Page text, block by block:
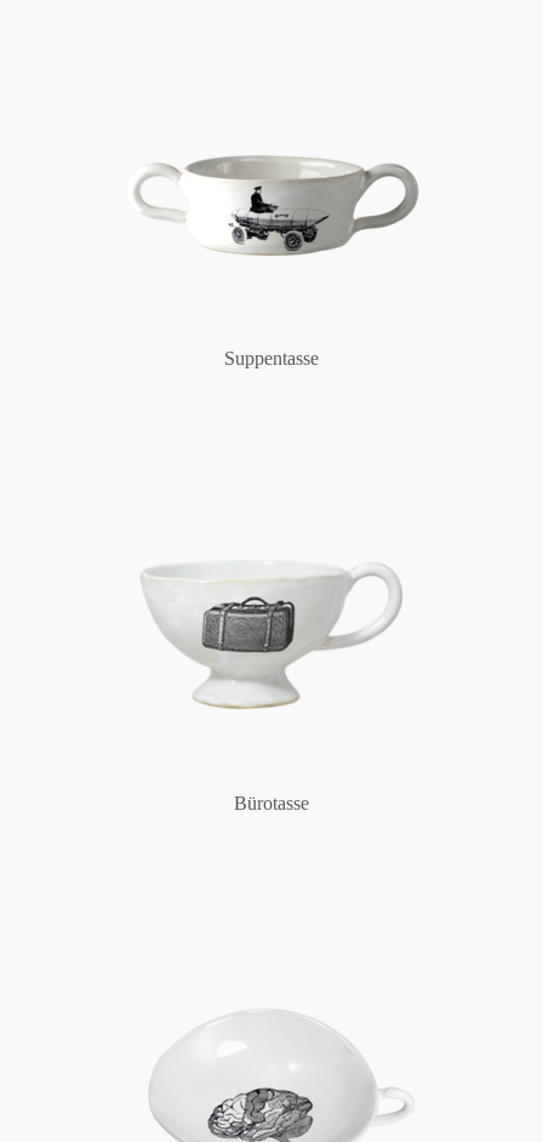
Suppentasse
Bürotasse